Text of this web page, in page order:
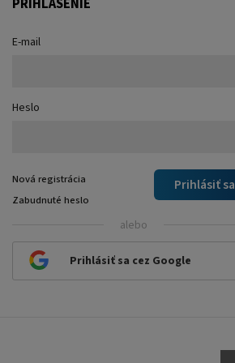
PRIHLÁSENIE
E-mail
Heslo
Prihlásiť sa
Nová registrácia
Zabudnuté heslo
alebo
Prihlásiť sa cez Google